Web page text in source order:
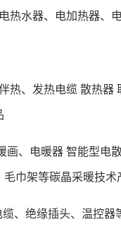
热水器、电加热器、
热、发热电缆 散热器
画、电暖器 智能型电
毛巾架等碳晶采暖技术
缆、绝缘插头、温控器